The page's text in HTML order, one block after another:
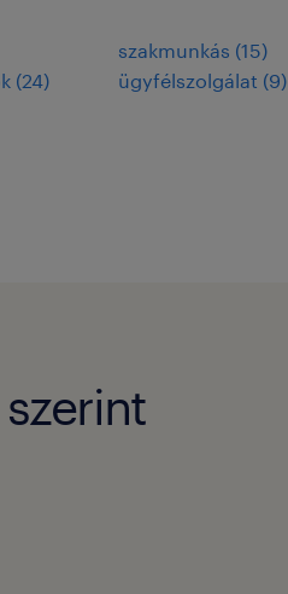
(24)
szakmunkás (15)
ügyfélszolgálat (9)